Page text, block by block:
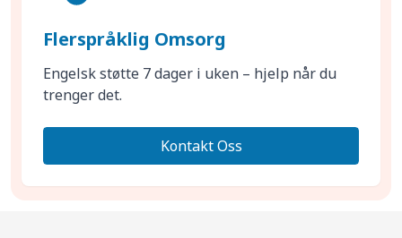
Flerspråklig Omsorg
Engelsk støtte 7 dager i uken – hjelp når du
trenger det.
Kontakt Oss